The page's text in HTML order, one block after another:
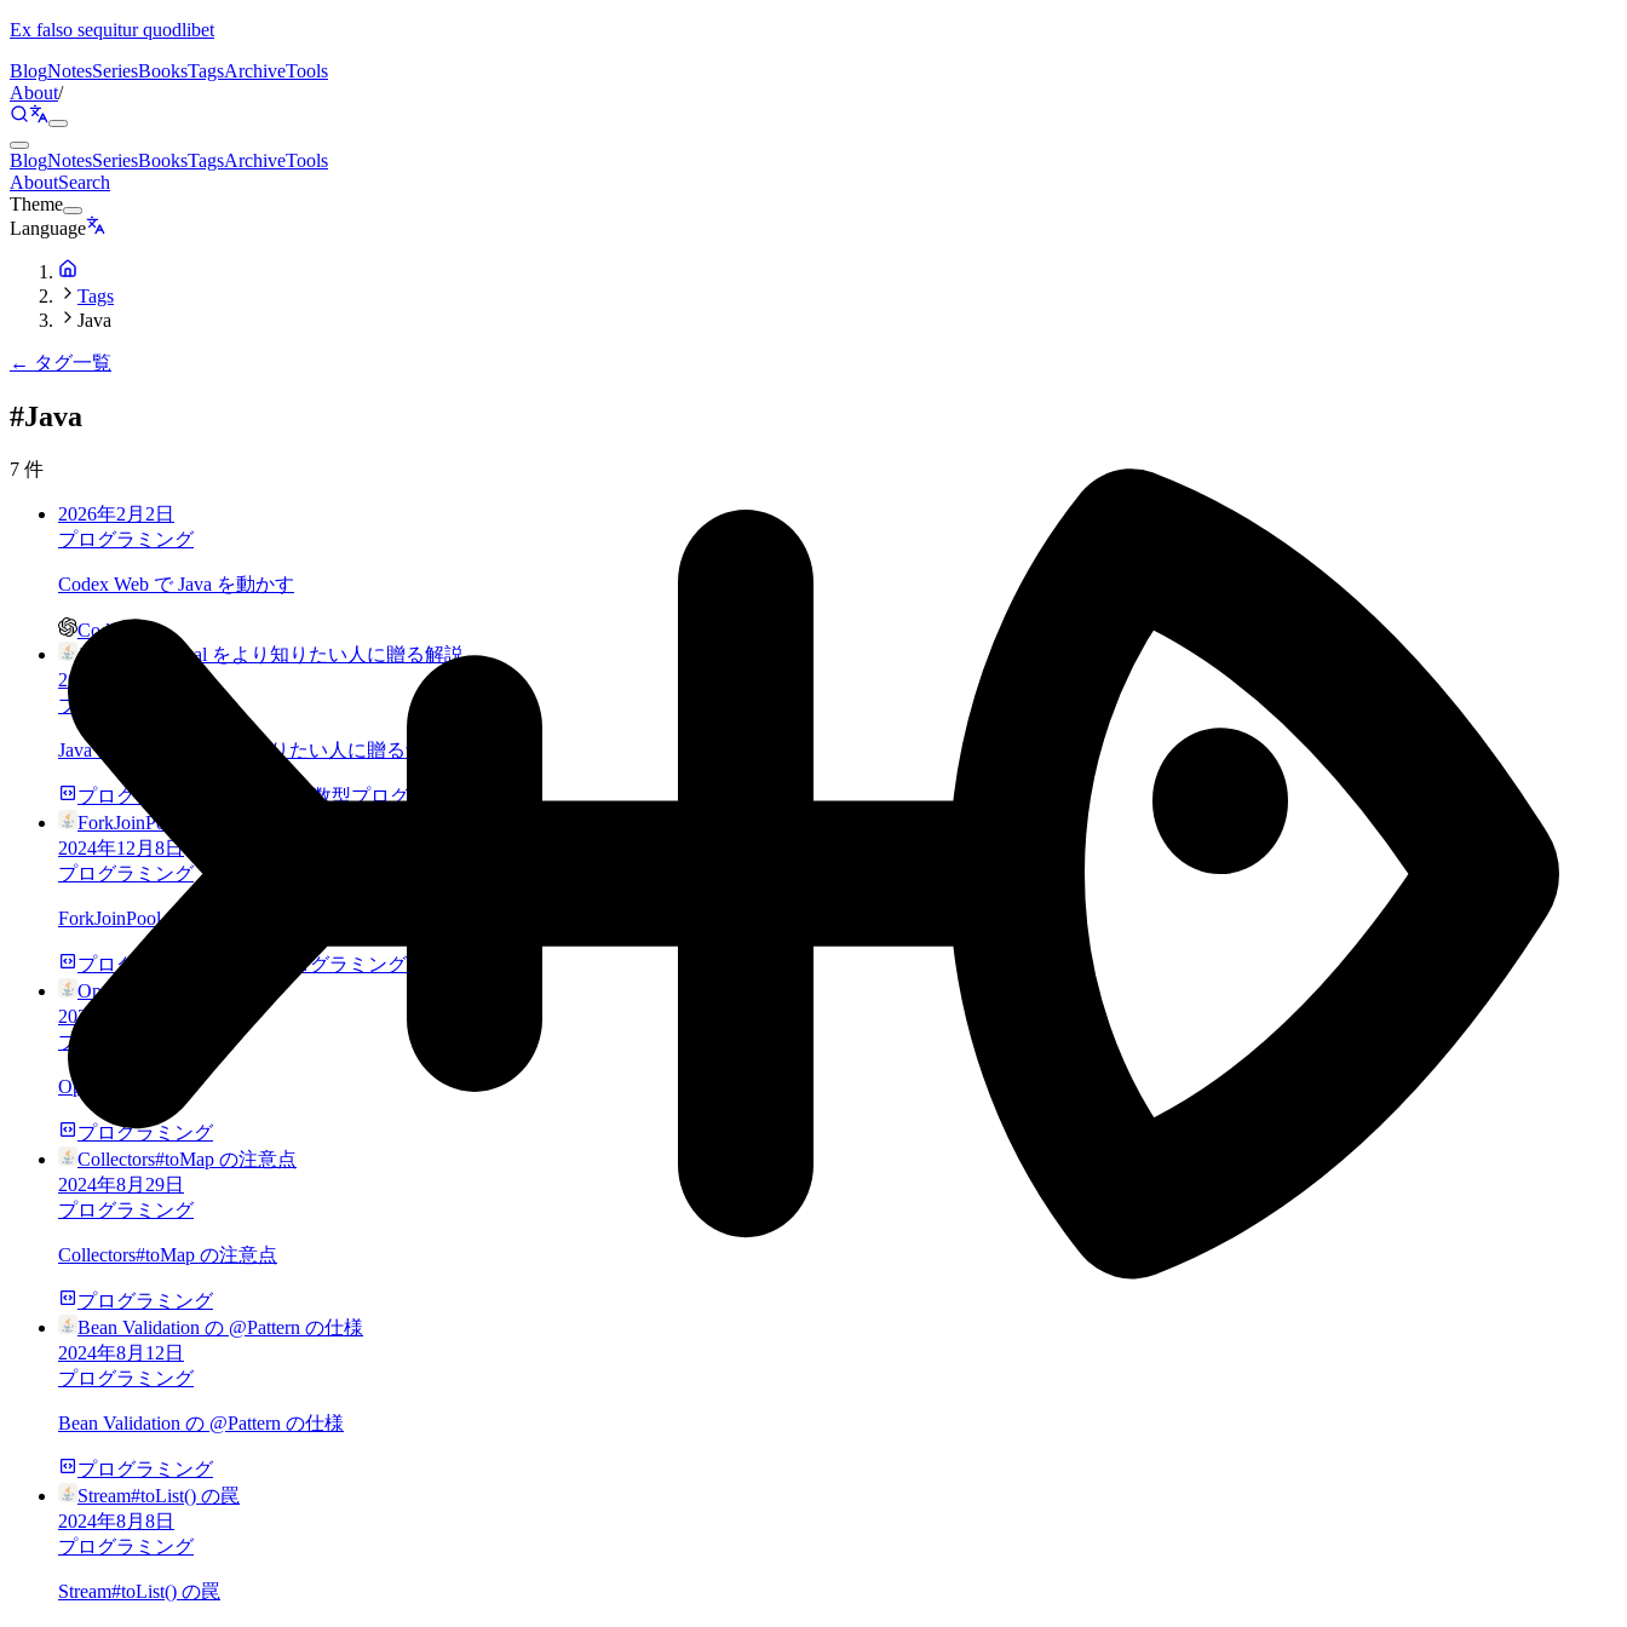
Ex falso sequitur quodlibet
BlogNotesSeriesBooksTagsArchiveTools
About/
BlogNotesSeriesBooksTagsArchiveTools
AboutSearch
Theme
Language
Tags
Java
← タグ一覧
#Java
7 件
2026年2月2日
プログラミング
Codex Web で Java を動かす
Codex
Java の Optional をより知りたい人に贈る解説
2024年12月16日
プログラミング
Java の Optional をより知りたい人に贈る解説
プログラミング
関数型プログラミング
ForkJoinPool を使ってみる
2024年12月8日
プログラミング
ForkJoinPool を使ってみる
プログラミング
並列プログラミング
Optional の話
2024年9月8日
プログラミング
Optional の話
プログラミング
Collectors#toMap の注意点
2024年8月29日
プログラミング
Collectors#toMap の注意点
プログラミング
Bean Validation の @Pattern の仕様
2024年8月12日
プログラミング
Bean Validation の @Pattern の仕様
プログラミング
Stream#toList() の罠
2024年8月8日
プログラミング
Stream#toList() の罠